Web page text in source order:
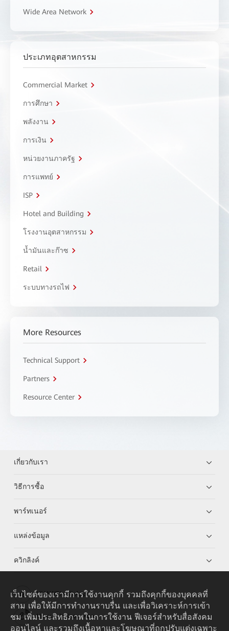
Wide Area Network
ประเภทอุตสาหกรรม
Commercial Market
การศึกษา
พลังงาน
การเงิน
หน่วยงานภาครัฐ
การแพทย์
ISP
Hotel and Building
โรงงานอุตสาหกรรม
น้ำมันและก๊าซ
Retail
ระบบทางรถไฟ
More Resources
Technical Support
Partners
Resource Center
เกี่ยวกับเรา
วิธีการซื้อ
พาร์ทเนอร์
แหล่งข้อมูล
ควิกลิงค์
HUAWEI eKit App
Huawei HiKnow App
เว็บไซต์ของเรามีการใช้งานคุกกี้ รวมถึงคุกกี้ของบุคคลที่
สาม เพื่อให้มีการทำงานราบรื่น และเพื่อวิเคราะห์การเข้า
ชม เพิ่มประสิทธิภาพในการใช้งาน ฟีเจอร์สำหรับสื่อสังคม
ออนไลน์ และรวมถึงเนื้อหาและโฆษณาที่ถูกปรับแต่งเฉพาะ